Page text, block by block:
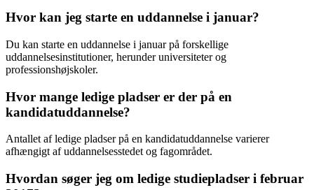
Hvor kan jeg starte en uddannelse i januar?
Du kan starte en uddannelse i januar på forskellige
uddannelsesinstitutioner, herunder universiteter og
professionshøjskoler.
Hvor mange ledige pladser er der på en
kandidatuddannelse?
Antallet af ledige pladser på en kandidatuddannelse varierer
afhængigt af uddannelsesstedet og fagområdet.
Hvordan søger jeg om ledige studiepladser i februar